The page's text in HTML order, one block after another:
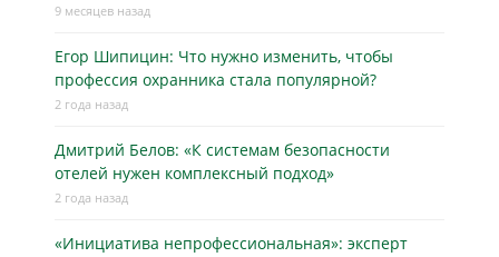
9 месяцев назад
Егор Шипицин: Что нужно изменить, чтобы
профессия охранника стала популярной?
2 года назад
Дмитрий Белов: «К системам безопасности
отелей нужен комплексный подход»
2 года назад
«Инициатива непрофессиональная»: эксперт